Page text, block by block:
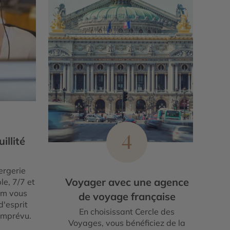
7/7 et
vous
4
Voyager avec une agence
de voyage française
En choisissant Cercle des
Voyages, vous bénéficiez de la